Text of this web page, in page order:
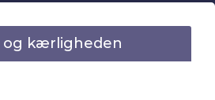
og kærligheden